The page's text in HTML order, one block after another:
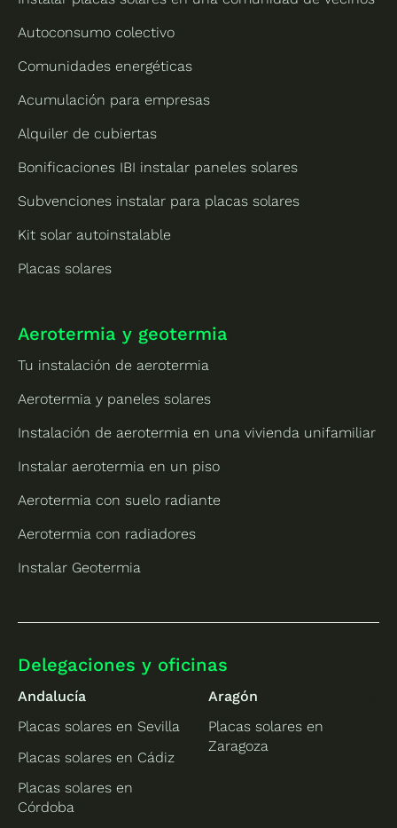
Autoconsumo colectivo
Comunidades energéticas
Acumulación para empresas
Alquiler de cubiertas
Bonificaciones IBI instalar paneles solares
Subvenciones instalar para placas solares
Kit solar autoinstalable
Placas solares
Aerotermia y geotermia
Tu instalación de aerotermia
Aerotermia y paneles solares
Instalación de aerotermia en una vivienda unifamiliar
Instalar aerotermia en un piso
Aerotermia con suelo radiante
Aerotermia con radiadores
Instalar Geotermia
Delegaciones y oficinas
Andalucía
Placas solares en Sevilla
Placas solares en Cádiz
Placas solares en
Córdoba
Aragón
Placas solares en
Zaragoza